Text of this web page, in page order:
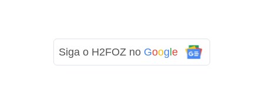
Siga o H2FOZ no Goog e